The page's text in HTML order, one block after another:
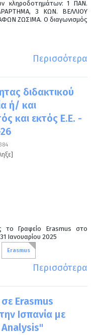
κληροδοτημάτων: 1 ΠΑΝ.
3 ΚΩΝ. ΒΕΛΛΙΟΥ
ΖΩΣΙΜΑ. Ο διαγωνισμός
Περισσότερα
διδακτικού
ή/ και
και εκτός Ε.Ε. -
Γραφείο Erasmus στο
Ιανουαρίου 2025
Erasmus
Περισσότερα
Erasmus
Ισπανία με